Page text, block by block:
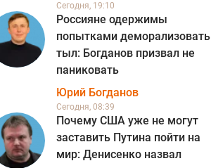
Сегодня, 19:10
Россияне одержимы
попытками деморализовать
тыл: Богданов призвал не
паниковать
Юрий Богданов
Сегодня, 08:39
Почему США уже не могут
заставить Путина пойти на
мир: Денисенко назвал